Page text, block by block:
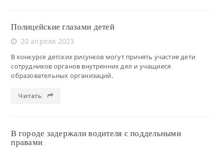
Полицейские глазами детей
20 апреля 2023
В конкурсе детских рисунков могут принять участие дети
сотрудников органов внутренних дел и учащиеся
образовательных организаций.
Читать
В городе задержали водителя с поддельными
правами